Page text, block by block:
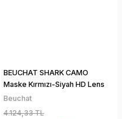
BEUCHAT SHARK CAMO
Maske Kırmızı-Siyah HD Lens
Beuchat
4.124,33 TL